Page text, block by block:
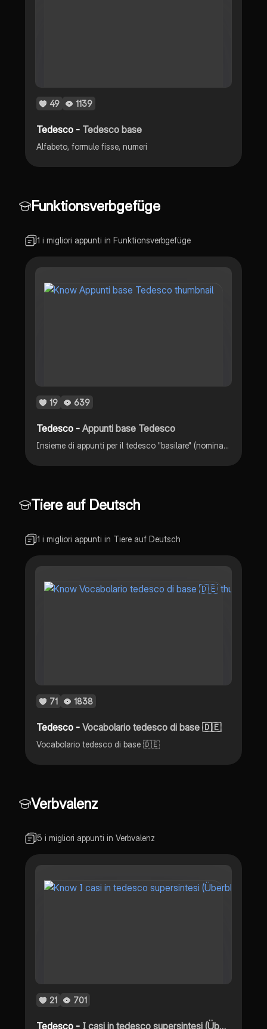
49 1139
Tedesco - Tedesco base
Alfabeto, formule fisse, numeri
Funktionsverbgefüge
1 i migliori appunti in Funktionsverbgefüge
19 639
Tedesco -Appunti base Tedesco
Insieme di appunti per il tedesco "basilare" (nominativo, accusativo, dativo e altri concetti di livello base/intermedio)
Tiere auf Deutsch
1 i migliori appunti in Tiere auf Deutsch
71 1838
Tedesco -Vocabolario tedesco di base 🇩🇪
Vocabolario tedesco di base 🇩🇪
Verbvalenz
5 i migliori appunti in Verbvalenz
21 701
Tedesco - I casi in tedesco supersintesi (Überblick - Overview)